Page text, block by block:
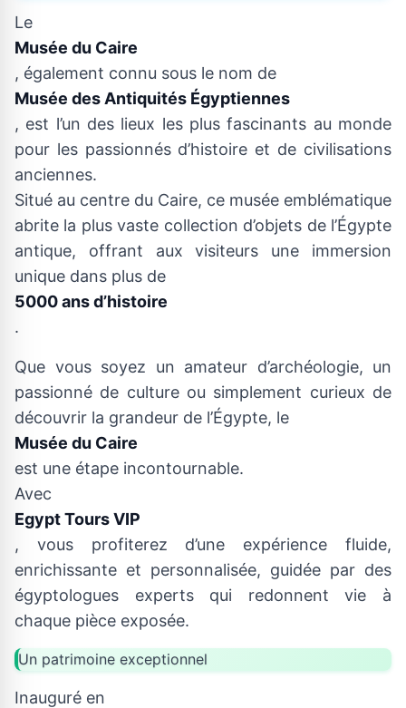
Le
Musée du Caire
, également connu sous le nom de
Musée des Antiquités Égyptiennes
, est l’un des lieux les plus fascinants au monde
pour les passionnés d’histoire et de civilisations
anciennes.
Situé au centre du Caire, ce musée emblématique
abrite la plus vaste collection d’objets de l’Égypte
antique, offrant aux visiteurs une immersion
unique dans plus de
5000 ans d’histoire
.
Que vous soyez un amateur d’archéologie, un
passionné de culture ou simplement curieux de
découvrir la grandeur de l’Égypte, le
Musée du Caire
est une étape incontournable.
Avec
Egypt Tours VIP
, vous profiterez d’une expérience fluide,
enrichissante et personnalisée, guidée par des
égyptologues experts qui redonnent vie à
chaque pièce exposée.
Un patrimoine exceptionnel
Inauguré en